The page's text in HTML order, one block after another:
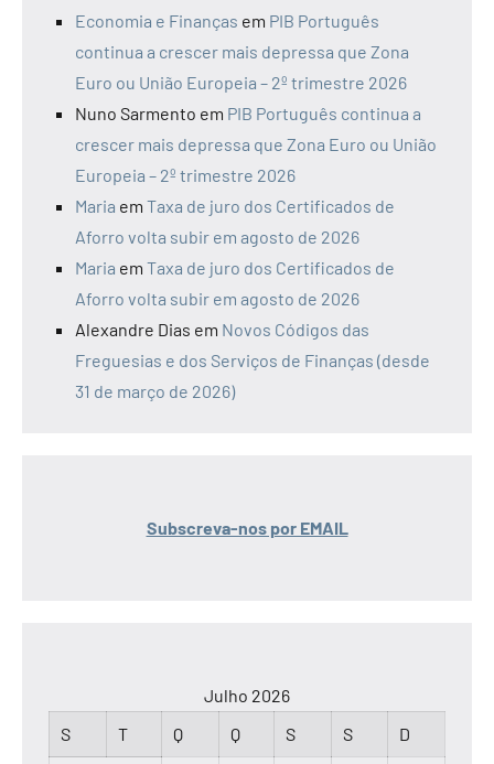
Economia e Finanças em PIB Português
continua a crescer mais depressa que Zona
Euro ou União Europeia – 2º trimestre 2026
Nuno Sarmento em PIB Português continua a
crescer mais depressa que Zona Euro ou União
Europeia – 2º trimestre 2026
Maria em Taxa de juro dos Certificados de
Aforro volta subir em agosto de 2026
Maria em Taxa de juro dos Certificados de
Aforro volta subir em agosto de 2026
Alexandre Dias em Novos Códigos das
Freguesias e dos Serviços de Finanças (desde
31 de março de 2026)
Subscreva-nos por EMAIL
Julho 2026
S
T Q Q S S D